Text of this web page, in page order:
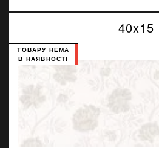
40x15
ТОВАРУ НЕМА
В НАЯВНОСТІ